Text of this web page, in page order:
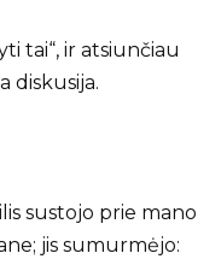
tai“, ir atsiunčiau
diskusija.
sustojo prie mano
jis sumurmėjo: